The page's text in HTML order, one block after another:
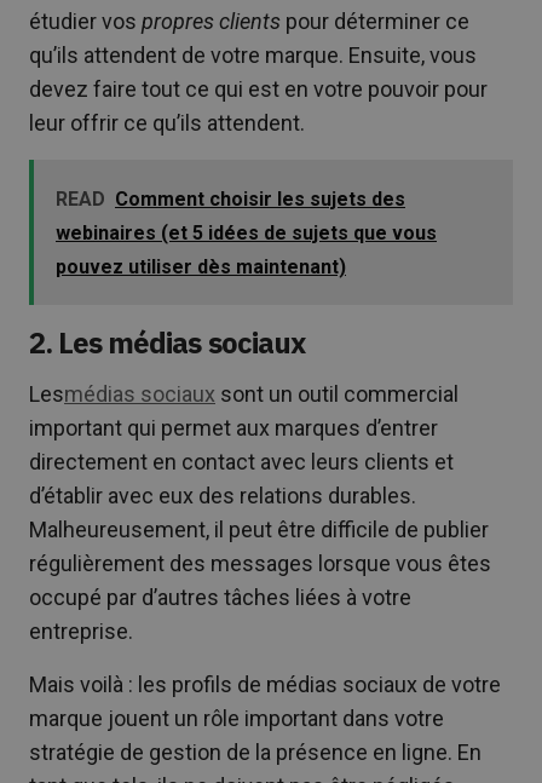
étudier vos propres clients pour déterminer ce
qu’ils attendent de votre marque. Ensuite, vous
devez faire tout ce qui est en votre pouvoir pour
leur offrir ce qu’ils attendent.
READ Comment choisir les sujets des
webinaires (et 5 idées de sujets que vous
pouvez utiliser dès maintenant)
2. Les médias sociaux
Lesmédias sociaux sont un outil commercial
important qui permet aux marques d’entrer
directement en contact avec leurs clients et
d’établir avec eux des relations durables.
Malheureusement, il peut être difficile de publier
régulièrement des messages lorsque vous êtes
occupé par d’autres tâches liées à votre
entreprise.
Mais voilà : les profils de médias sociaux de votre
marque jouent un rôle important dans votre
stratégie de gestion de la présence en ligne. En